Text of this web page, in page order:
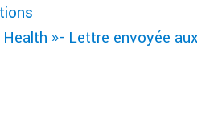
»- Lettre envoyée